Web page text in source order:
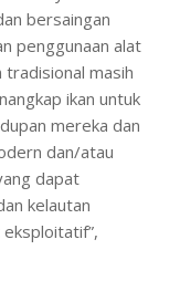
bersaingan
penggunaan alat
masih
ikan untuk
mereka dan
dan/atau
dapat
kelautan